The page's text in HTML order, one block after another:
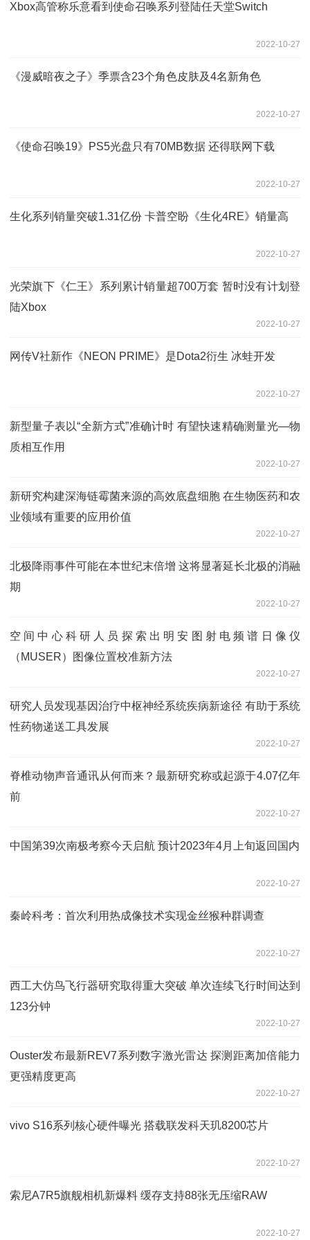
Xbox高管称乐意看到使命召唤系列登陆任天堂Switch
2022-10-27
《漫威暗夜之子》季票含23个角色皮肤及4名新角色
2022-10-27
《使命召唤19》PS5光盘只有70MB数据 还得联网下载
2022-10-27
生化系列销量突破1.31亿份 卡普空盼《生化4RE》销量高
2022-10-27
光荣旗下《仁王》系列累计销量超700万套 暂时没有计划登
陆Xbox
2022-10-27
网传V社新作《NEON PRIME》是Dota2衍生 冰蛙开发
2022-10-27
新型量子表以“全新方式”准确计时 有望快速精确测量光—物
质相互作用
2022-10-27
新研究构建深海链霉菌来源的高效底盘细胞 在生物医药和农
业领域有重要的应用价值
2022-10-27
北极降雨事件可能在本世纪末倍增 这将显著延长北极的消融
期
2022-10-27
空间中心科研人员探索出明安图射电频谱日像仪
（MUSER）图像位置校准新方法
2022-10-27
研究人员发现基因治疗中枢神经系统疾病新途径 有助于系统
性药物递送工具发展
2022-10-27
脊椎动物声音通讯从何而来？最新研究称或起源于4.07亿年
前
2022-10-27
中国第39次南极考察今天启航 预计2023年4月上旬返回国内
2022-10-27
秦岭科考：首次利用热成像技术实现金丝猴种群调查
2022-10-27
西工大仿鸟飞行器研究取得重大突破 单次连续飞行时间达到
123分钟
2022-10-27
Ouster发布最新REV7系列数字激光雷达 探测距离加倍能力
更强精度更高
2022-10-27
vivo S16系列核心硬件曝光 搭载联发科天玑8200芯片
2022-10-27
索尼A7R5旗舰相机新爆料 缓存支持88张无压缩RAW
2022-10-27